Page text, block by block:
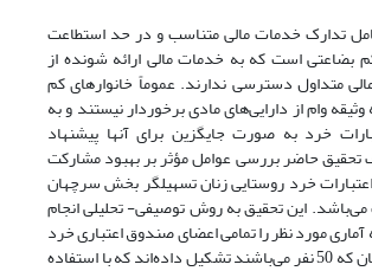
تدارک خدمات مالی متناسب و در حد استطاعت
بضاعتی است که به خدمات مالی ارائه شونده از
متداول دسترسی ندارند. عموماً خانوارهای کم
وام از دارایی‌های مادی برخوردار نیستند و به
خرد به صورت جایگزین برای آنها پیشنهاد
حاضر بررسی عوامل مؤثر بر بهبود مشارکت
خرد روستایی زنان تسهیلگر بخش سرچهان
این تحقیق به روش توصیفی- تحلیلی انجام
مورد نظر را تمامی اعضای صندوق اعتباری خرد
زنان بخش سرچهان که 50 نفر می‌باشند تشکیل داده‌اند که با استفاده